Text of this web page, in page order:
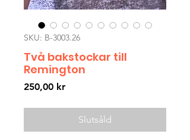
SKU: B-3003.26
Två bakstockar till
Remington
250,00 krPris
Slutsåld